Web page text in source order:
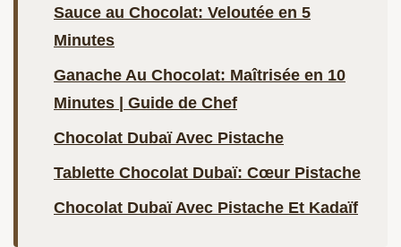
Sauce au Chocolat: Veloutée en 5
Minutes
Ganache Au Chocolat: Maîtrisée en 10
Minutes | Guide de Chef
Chocolat Dubaï Avec Pistache
Tablette Chocolat Dubaï: Cœur Pistache
Chocolat Dubaï Avec Pistache Et Kadaïf